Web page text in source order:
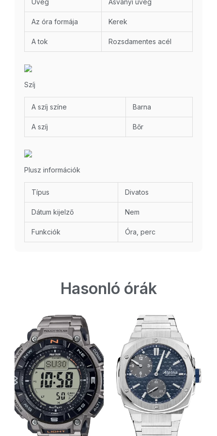
Üveg Ásványi üveg
Az óra formája Kerek
A tok Rozsdamentes acél
Szíj
A szíj színe Barna
A szíj Bőr
Plusz információk
Típus Divatos
Dátum kijelző Nem
Funkciók Óra, perc
Hasonló órák